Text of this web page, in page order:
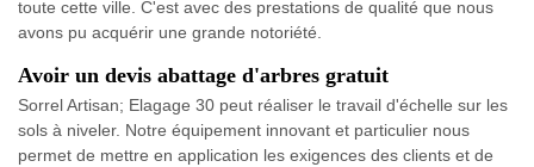
toute cette ville. C'est avec des prestations de qualité que nous
avons pu acquérir une grande notoriété.
Avoir un devis abattage d'arbres gratuit
Sorrel Artisan; Elagage 30 peut réaliser le travail d'échelle sur les
sols à niveler. Notre équipement innovant et particulier nous
permet de mettre en application les exigences des clients et de